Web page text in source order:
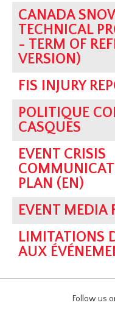
CANADA
TECHNICAL
- TERM OF
VERSION)
FIS INJURY
POLITIQUE
CASQUES
EVENT CRISIS
PLAN (EN)
EVENT MEDIA
LIMITATIONS
AUX
Follow us